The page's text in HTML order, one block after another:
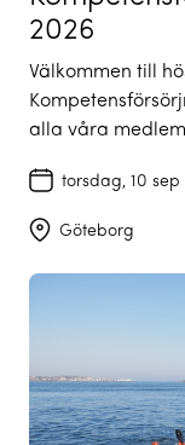
2026
Välkommen till
alla våra
torsdag, 10 sep
Göteborg